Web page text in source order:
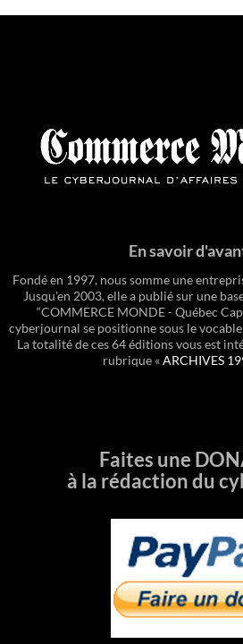
En savoir
Fondé en 1997, nous somme une
Jusqu'en 2003, elle a publié sur une
“COMMERCE MONDE - Québec
cyberjournal se positionne sous le
La totalité de ces 64 éditions vous est
rubrique «ARCHIVES
Faites une
à la rédaction du